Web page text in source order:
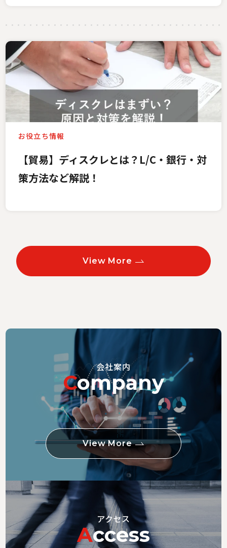
お役立ち情報
【貿易】ディスクレとは？L/C・銀行・対
策方法など解説！
View More
会社案内
Company
View More
アクセス
Access